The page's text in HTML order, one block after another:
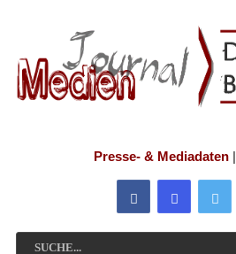
Presse- & Mediadaten|